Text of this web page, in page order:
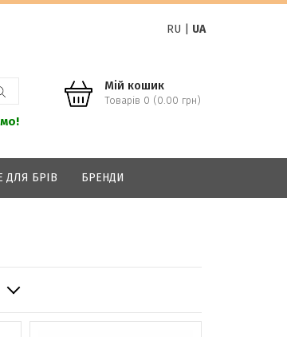
RU UA
Мій кошик
Товарів 0 (0.00 грн)
ДЛЯ БРІВ БРЕНДИ